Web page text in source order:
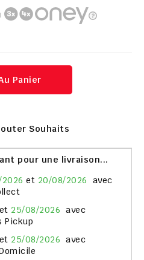
Panier
Souhaits
pour une livraison...
et 20/08/2026
avec
et 25/08/2026 avec
Pickup
et 25/08/2026 avec